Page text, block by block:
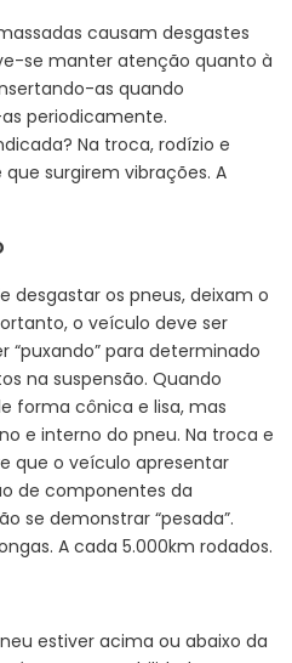
causam desgastes
se manter atenção quanto à
as quando
periodicamente.
Na troca, rodízio e
surgirem vibrações. A
desgastar os pneus, deixam o
o veículo deve ser
“puxando” para determinado
na suspensão. Quando
forma cônica e lisa, mas
e interno do pneu. Na troca e
que o veículo apresentar
de componentes da
se demonstrar “pesada”.
A cada 5.000km rodados.
estiver acima ou abaixo da